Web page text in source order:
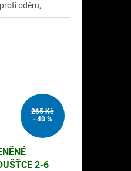
oděru,
265 Kč
–40 %
2-6